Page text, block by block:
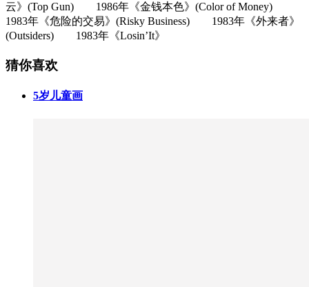
云》(Top Gun) 1986年《金钱本色》(Color of Money)
1983年《危险的交易》(Risky Business) 1983年《外来者》
(Outsiders) 1983年《Losin’It》
猜你喜欢
5岁儿童画